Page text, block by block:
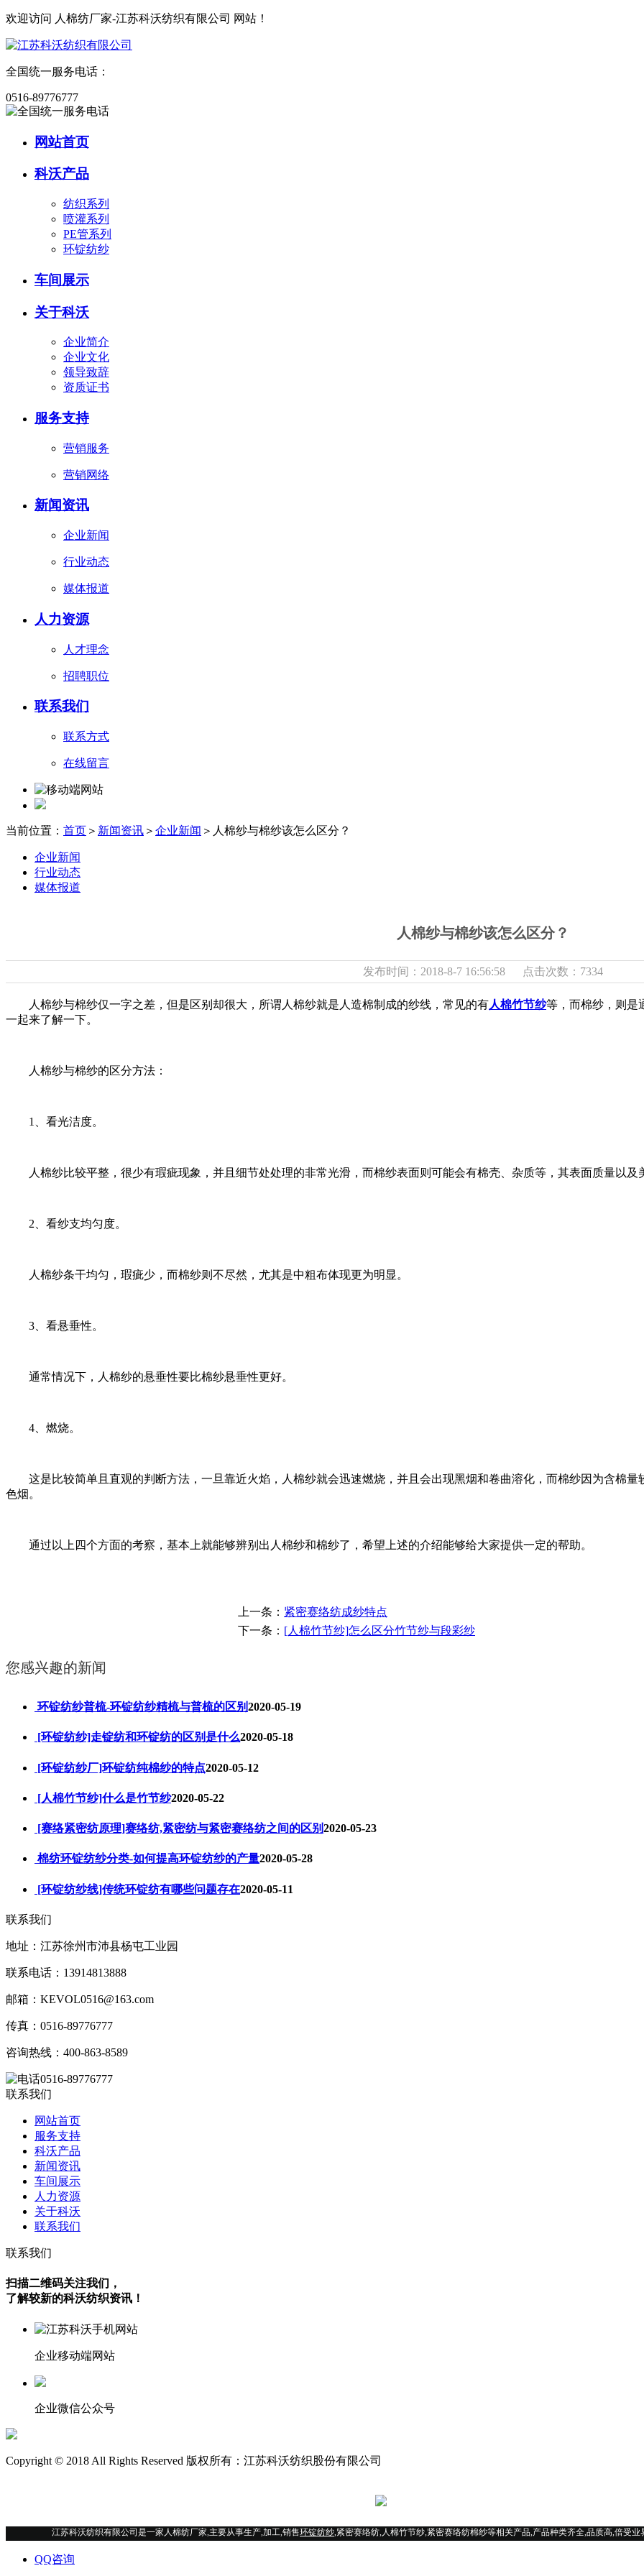
欢迎访问 人棉纺厂家-江苏科沃纺织有限公司 网站！
全国统一服务电话：
0516-89776777
网站首页
科沃产品
纺织系列
喷灌系列
PE管系列
环锭纺纱
车间展示
关于科沃
企业简介
企业文化
领导致辞
资质证书
服务支持
营销服务
营销网络
新闻资讯
企业新闻
行业动态
媒体报道
人力资源
人才理念
招聘职位
联系我们
联系方式
在线留言
当前位置： 首页 ＞ 新闻资讯 ＞ 企业新闻 ＞人棉纱与棉纱该怎么区分？
企业新闻
行业动态
媒体报道
人棉纱与棉纱该怎么区分？
发布时间：2018-8-7 16:56:58 点击次数：7334
人棉纱与棉纱仅一字之差，但是区别却很大，所谓人棉纱就是人造棉制成的纱线，常见的有人棉竹节纱等，而棉纱，则是
一起来了解一下。
人棉纱与棉纱的区分方法：
1、看光洁度。
人棉纱比较平整，很少有瑕疵现象，并且细节处处理的非常光滑，而棉纱表面则可能会有棉壳、杂质等，其表面质量以及
2、看纱支均匀度。
人棉纱条干均匀，瑕疵少，而棉纱则不尽然，尤其是中粗布体现更为明显。
3、看悬垂性。
通常情况下，人棉纱的悬垂性要比棉纱悬垂性更好。
4、燃烧。
这是比较简单且直观的判断方法，一旦靠近火焰，人棉纱就会迅速燃烧，并且会出现黑烟和卷曲溶化，而棉纱因为含棉量
色烟。
通过以上四个方面的考察，基本上就能够辨别出人棉纱和棉纱了，希望上述的介绍能够给大家提供一定的帮助。
上一条： 紧密赛络纺成纱特点
下一条： [人棉竹节纱]怎么区分竹节纱与段彩纱
您感兴趣的新闻
环锭纺纱普梳-环锭纺纱精梳与普梳的区别2020-05-19
[环锭纺纱]走锭纺和环锭纺的区别是什么2020-05-18
[环锭纺纱厂]环锭纺纯棉纱的特点2020-05-12
[人棉竹节纱]什么是竹节纱2020-05-22
[赛络紧密纺原理]赛络纺,紧密纺与紧密赛络纺之间的区别2020-05-23
棉纺环锭纺纱分类-如何提高环锭纺纱的产量2020-05-28
[环锭纺纱线]传统环锭纺有哪些问题存在2020-05-11
联系我们
地址：江苏徐州市沛县杨屯工业园
联系电话：13914813888
邮箱：KEVOL0516@163.com
传真：0516-89776777
咨询热线：400-863-8589
0516-89776777
联系我们
网站首页
服务支持
科沃产品
新闻资讯
车间展示
人力资源
关于科沃
联系我们
联系我们
扫描二维码关注我们，
了解较新的科沃纺织资讯！
企业移动端网站
企业微信公众号
Copyright © 2018 All Rights Reserved 版权所有：江苏科沃纺织股份有限公司
江苏科沃纺织有限公司是一家人棉纺厂家,主要从事生产,加工,销售环锭纺纱 ,紧密赛络纺,人棉竹节纱,紧密赛络纺棉纱等相关产品,产品种类齐全,品质高,倍受业
QQ咨询